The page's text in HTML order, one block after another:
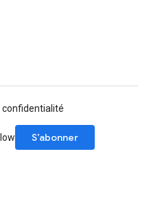
confidentialité
S’abonner